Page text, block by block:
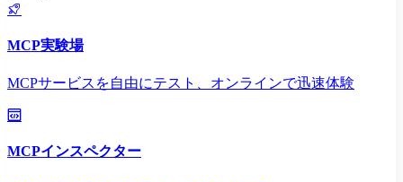
MCP実験場
MCPサービスを自由にテスト、オンラインで迅速体験
MCPインスペクター